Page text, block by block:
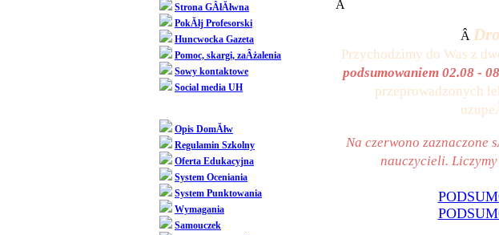
Strona GÂłĂłwna
PokĂłj Profesorski
Huncwocka Gazeta
Pomoc, skargi, zaÂżalenia
Sowy kontaktowe
Social media UH
Opis DomĂłw
Regulamin Szkolny
Oferta Edukacyjna
System Oceniania
System Punktowania
Wymagania
Samouczek
Â
Â
Przychodzimy do Was z
podsumowaniem 02.08 -
przeprowadzonych
Na czerwono zaznaczone
nauczycieli.